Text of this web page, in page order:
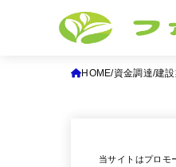
HOME 資金調達 建
当サイトはプロモ